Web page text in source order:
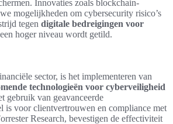
Innovaties zoals blockchain-
mogelijkheden om cybersecurity risico’s
tegen digitale bedreigingen voor
hoger niveau wordt getild.
sector, is het implementeren van
technologieën voor cyberveiligheid
gebruik van geavanceerde
is voor clientvertrouwen en compliance met
Research, bevestigen de effectiviteit